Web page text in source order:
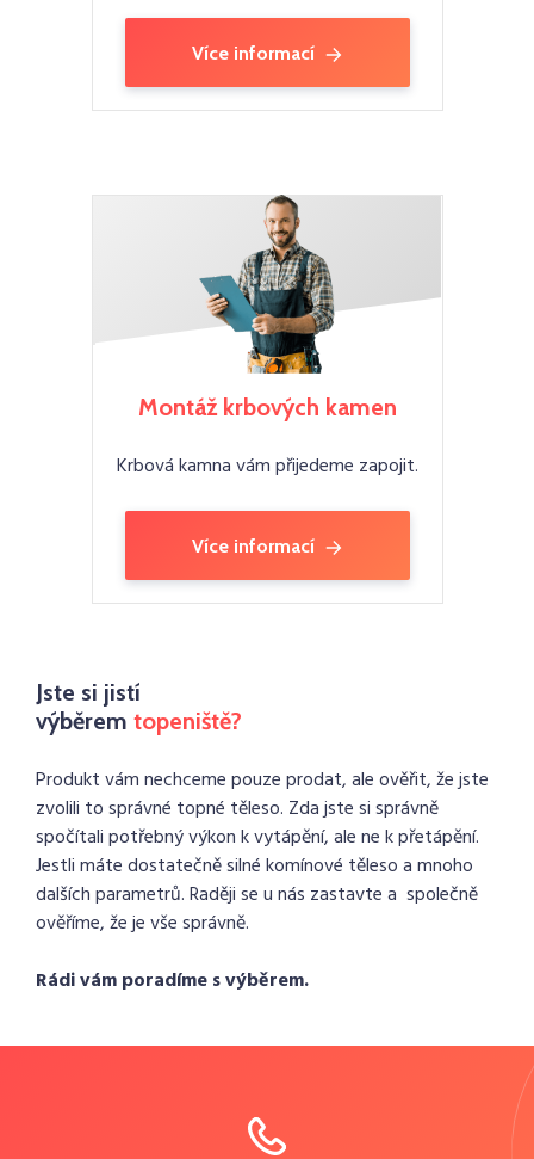
Více informací
Montáž krbových kamen
Krbová kamna vám přijedeme zapojit.
Více informací
Jste si jistí
výběrem topeniště?
Produkt vám nechceme pouze prodat, ale ověřit, že jste
zvolili to správné topné těleso. Zda jste si správně
spočítali potřebný výkon k vytápění, ale ne k přetápění.
Jestli máte dostatečně silné komínové těleso a mnoho
dalších parametrů. Raději se u nás zastavte a společně
ověříme, že je vše správně.
Rádi vám poradíme s výběrem.